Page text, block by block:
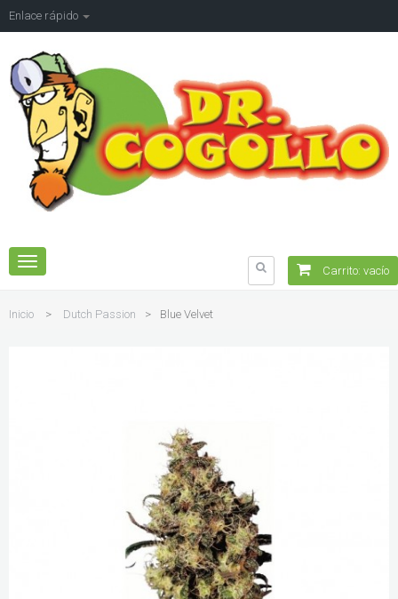
Enlace rápido
Carrito: vacío
Navegación
Toggle
Inicio > Dutch Passion > Blue Velvet